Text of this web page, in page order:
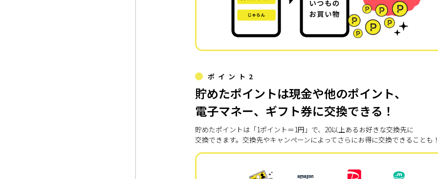
ポイント2
貯めたポイントは現金や他のポイント、
電子マネー、ギフト券に交換できる！
貯めたポイントは「1ポイント＝1円」で、20以上あるお好きな交換先に
交換できます。交換先やキャンペーンによってさらにお得に交換できることも